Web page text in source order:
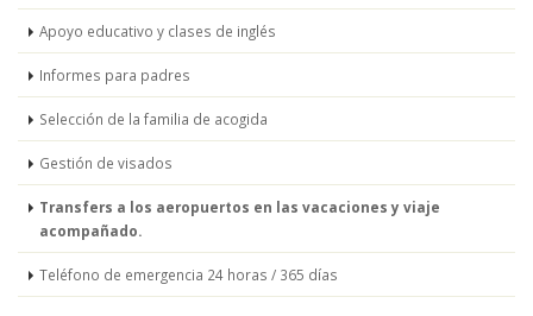
Apoyo educativo y clases de inglés
Informes para padres
Selección de la familia de acogida
Gestión de visados
Transfers a los aeropuertos en las vacaciones y viaje
acompañado.
Teléfono de emergencia 24 horas / 365 días